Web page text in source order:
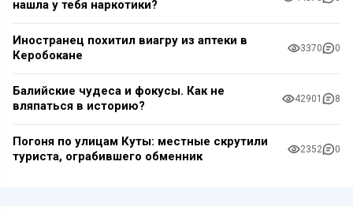
нашла у тебя наркотики?
Иностранец похитил виагру из аптеки в
Керобокане
3370 0
Балийские чудеса и фокусы. Как не
вляпаться в историю?
42901 8
Погоня по улицам Куты: местные скрутили
туриста, ограбившего обменник
2352 0